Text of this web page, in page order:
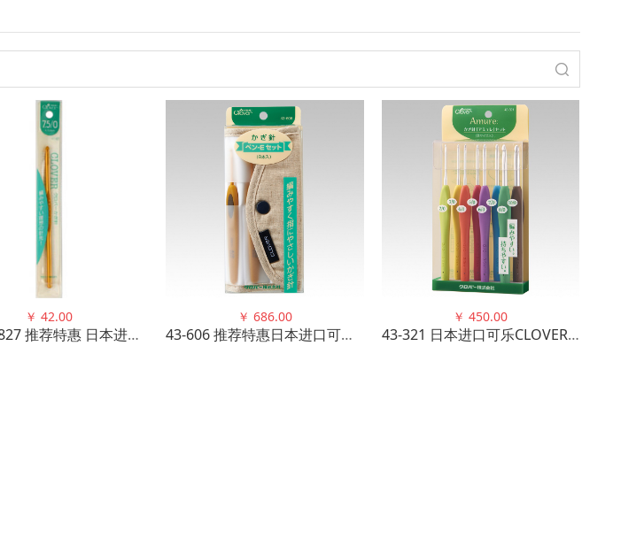
￥ 42.00
42-802 827 推荐特惠 日本进口可乐CLOVER 钩针 高品质
￥ 686.00
43-606 推荐特惠日本进口可乐CLOVER 钩针组套 笔式E 优质
￥ 450.00
43-321 日本进口可乐CLOVER 家用舒S柄 暧昧钩针套组优质手作diy